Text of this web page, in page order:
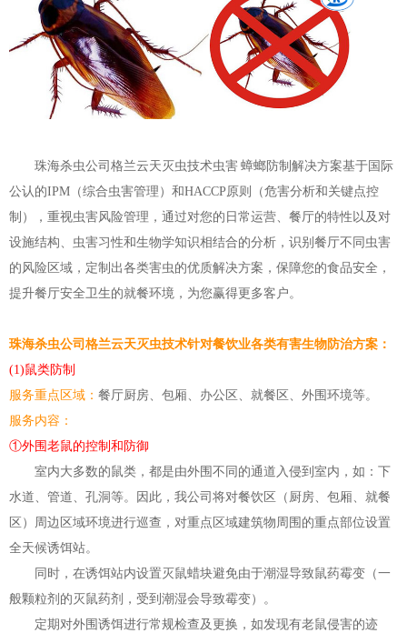
珠海杀虫公司格兰云天灭虫技术虫害 蟑螂防制 解决方案基于国际
公认的IPM（综合虫害管理）和HACCP原则（危害分析和关键点控
制 ），重视虫害风险管理，通过对您的日常运营、餐厅的特性以及对
设施结构、虫害习性和生物学知识相结合的分析，识别餐厅不同虫害
的风险区域，定制 出各类害虫的优质解决方案，保障您的食品安全，
提升餐厅安全卫生的就餐环境，为您赢得更多客户。
珠海杀虫公司格兰云天灭虫技术针对餐饮业各类有害生物防治方案：
(1)鼠类防制
服务重点区域： 餐厅厨房、包厢、办公区、就餐区、外围环境等。
服务内容：
①外围老鼠的控制 和防御
室内大多数的鼠类，都是由外围不同的通道入侵到室内，如：下
水道、管道、孔洞等。因此，我公司将对餐饮区（厨房、包厢、就餐
区）周边区域环境进行巡查，对重点区域建筑物周围的重点部位设置
全天候诱饵站。
同时，在诱饵站内设置灭鼠蜡块避免由于潮湿导致鼠药霉变（一
般颗粒剂的灭鼠药剂，受到潮湿会导致霉变）。
定期对外围诱饵进行常规检查及更换，如发现有老鼠侵害的迹